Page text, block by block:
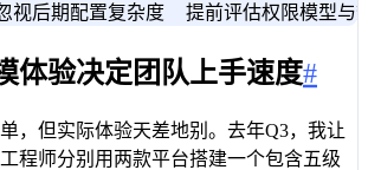
视后期配置复杂度 提前评估权限模型与
体验决定团队上手速度#
，但实际体验天差地别。去年Q3，我让
程师分别用两款平台搭建一个包含五级